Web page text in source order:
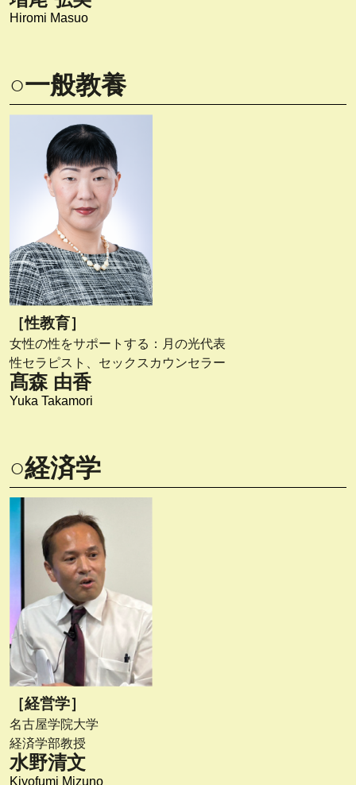
Hiromi Masuo
○一般教養
［性教育］
女性の性をサポートする：月の光代表
性セラピスト、セックスカウンセラー
髙森 由香
Yuka Takamori
○経済学
［経営学］
名古屋学院大学
経済学部教授
水野清文
Kiyofumi Mizuno